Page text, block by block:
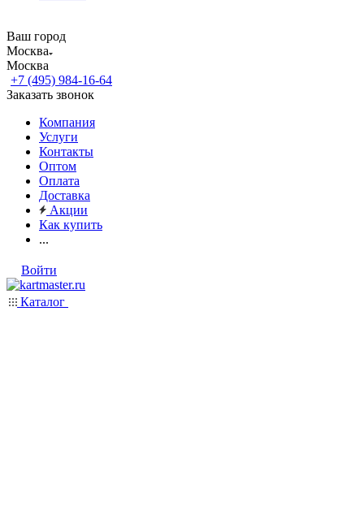
Ваш город
Москва
Москва
+7 (495) 984-16-64
Заказать звонок
Компания
Услуги
Контакты
Оптом
Оплата
Доставка
Акции
Как купить
...
Войти
Каталог